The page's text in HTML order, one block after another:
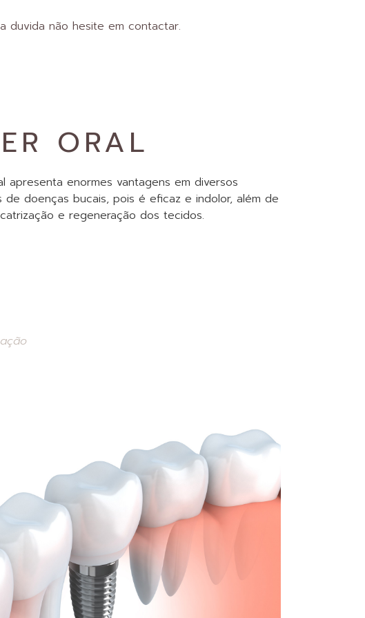
duvida não hesite em contactar.
ORAL
apresenta enormes vantagens em diversos
de doenças bucais, pois é eficaz e indolor, além de
e regeneração dos tecidos.